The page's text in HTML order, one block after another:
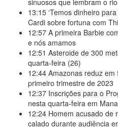
sinuosos que lembram o
13:15 ‘Temos dinheiro
Cardi sobre fortuna com
12:57 A primeira Barbie
e nós amamos
12:51 Asteroide de 300
quarta-feira (26)
12:44 Amazonas reduz
primeiro trimestre de 2023
12:37 Inscrições para o
nesta quarta-feira em
12:24 Homem acusado de
calado durante audiência